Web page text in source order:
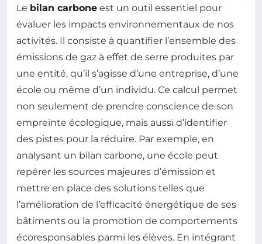
Le bilan carbone est un outil essentiel pour
évaluer les impacts environnementaux de nos
activités. Il consiste à quantifier l’ensemble des
émissions de gaz à effet de serre produites par
une entité, qu’il s’agisse d’une entreprise, d’une
école ou même d’un individu. Ce calcul permet
non seulement de prendre conscience de son
empreinte écologique, mais aussi d’identifier
des pistes pour la réduire. Par exemple, en
analysant un bilan carbone, une école peut
repérer les sources majeures d’émission et
mettre en place des solutions telles que
l’amélioration de l’efficacité énergétique de ses
bâtiments ou la promotion de comportements
écoresponsables parmi les élèves. En intégrant